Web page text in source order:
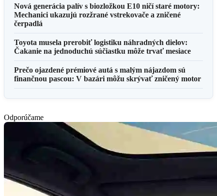
Nová generácia palív s biozložkou E10 ničí staré motory:
Mechanici ukazujú rozžrané vstrekovače a zničené
čerpadlá
Toyota musela prerobiť logistiku náhradných dielov:
Čakanie na jednoduchú súčiastku môže trvať mesiace
Prečo ojazdené prémiové autá s malým nájazdom sú
finančnou pascou: V bazári môžu skrývať zničený motor
Odporúčame